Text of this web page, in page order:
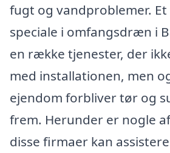
fugt og vandproblemer.
speciale i omfangsdræn i
en række tjenester, der
med installationen, men
ejendom forbliver tør og
frem. Herunder er nogle
disse firmaer kan